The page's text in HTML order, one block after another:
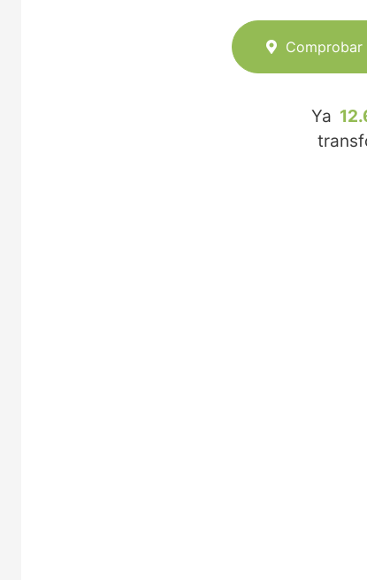
Comprobar
Ya